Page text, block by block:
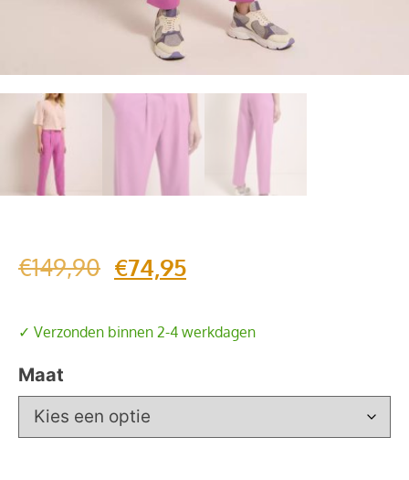
€149,90 €74,95
✓ Verzonden binnen 2-4 werkdagen
Maat